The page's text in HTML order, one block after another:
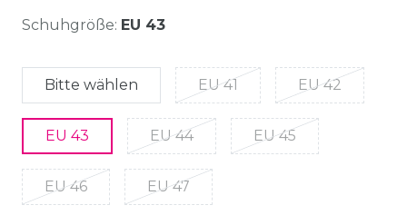
Schuhgröße: EU 43
Bitte wählen EU 41 EU 42
EU 43 EU 44 EU 45
EU 46 EU 47